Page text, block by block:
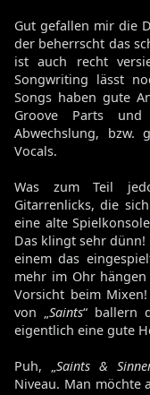
Gut gefallen mir die
der beherrscht das
ist auch recht
Songwriting lässt
Songs haben gute
Groove Parts und
Abwechslung,
Vocals.
Was zum Teil
Gitarrenlicks, die
eine alte
Das klingt sehr
einem das
mehr im Ohr
Vorsicht beim
von „Saints“ ballern
eigentlich eine gute
Puh, „Saints &
Niveau. Man möchte